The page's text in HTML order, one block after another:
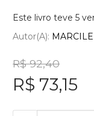
Este livro teve 5
Autor(a):
R$ 92,40
R$ 73,15